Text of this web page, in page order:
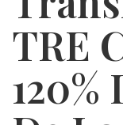
TRE
120%